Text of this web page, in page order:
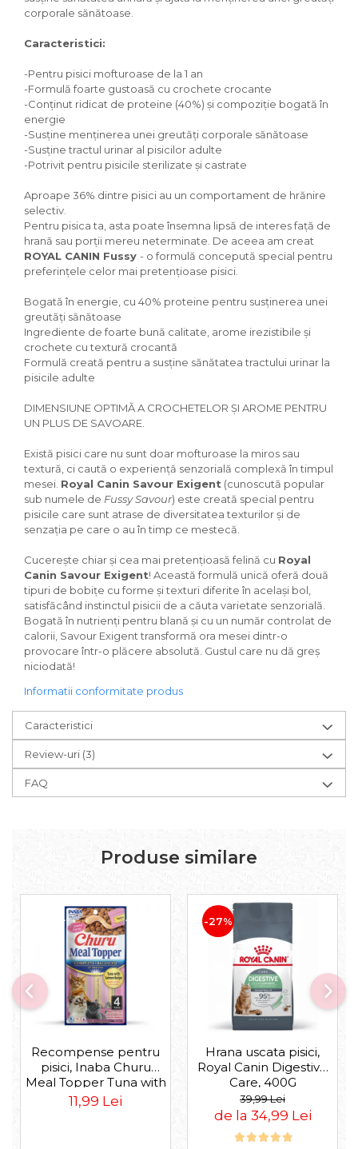
corporale sănătoase.
Caracteristici:
-Pentru pisici mofturoase de la 1 an
-Formulă foarte gustoasă cu crochete crocante
-Conținut ridicat de proteine ​​(40%) și compoziție bogată în
energie
-Susține menținerea unei greutăți corporale sănătoase
-Susține tractul urinar al pisicilor adulte
-Potrivit pentru pisicile sterilizate și castrate
Aproape 36% dintre pisici au un comportament de hrănire
selectiv.
Pentru pisica ta, asta poate însemna lipsă de interes față de
hrană sau porții mereu neterminate. De aceea am creat
ROYAL CANIN Fussy - o formulă concepută special pentru
preferințele celor mai pretențioase pisici.
Bogată în energie, cu 40% proteine pentru susținerea unei
greutăți sănătoase
Ingrediente de foarte bună calitate, arome irezistibile și
crochete cu textură crocantă
Formulă creată pentru a susține sănătatea tractului urinar la
pisicile adulte
DIMENSIUNE OPTIMĂ A CROCHETELOR ȘI AROME PENTRU
UN PLUS DE SAVOARE.
Există pisici care nu sunt doar mofturoase la miros sau
textură, ci caută o experiență senzorială complexă în timpul
mesei. Royal Canin Savour Exigent (cunoscută popular
sub numele de Fussy Savour) este creată special pentru
pisicile care sunt atrase de diversitatea texturilor și de
senzația pe care o au în timp ce mestecă.
Cucerește chiar și cea mai pretențioasă felină cu Royal
Canin Savour Exigent! Această formulă unică oferă două
tipuri de bobițe cu forme și texturi diferite în același bol,
satisfăcând instinctul pisicii de a căuta varietate senzorială.
Bogată în nutrienți pentru blană și cu un număr controlat de
calorii, Savour Exigent transformă ora mesei dintr-o
provocare într-o plăcere absolută. Gustul care nu dă greș
niciodată!
Informatii conformitate produs
Caracteristici
Review-uri (3)
FAQ
Produse similare
Recompense pentru
pisici, Inaba Churu
Meal Topper Tuna with
Salmon Recipe
11,99 Lei
-27%
Hrana uscata pisici,
Royal Canin Digestive
Care, 400G
39,99 Lei
de la 34,99 Lei